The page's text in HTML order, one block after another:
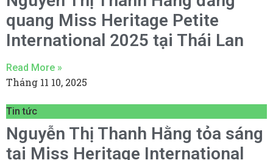
quang Miss Heritage Petite
International 2025 tại Thái Lan
Read More »
Tháng 11 10, 2025
Tin tức
Nguyễn Thị Thanh Hằng tỏa sáng
tại Miss Heritage International